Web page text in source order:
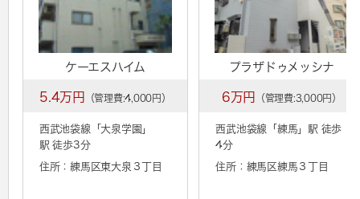
ケーエスハイム
5.4万円 （管理費:4,000円）
西武池袋線「大泉学園 」
駅 徒歩3分
住所：練馬区東大泉３丁目
プラザドゥメッシナ
6万円 （管理費:3,000円）
西武池袋線「 練馬 」駅 徒歩
4分
住所：練馬区練馬３丁目